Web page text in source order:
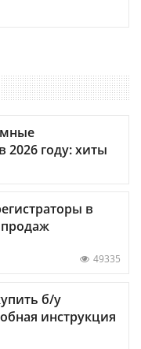
2026 году: хиты
в
продаж
49335
б/у
инструкция